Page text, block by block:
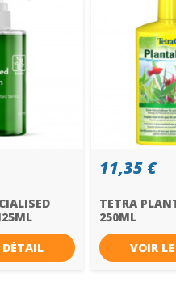
11,35 €
TETRA
250ML
VOIR